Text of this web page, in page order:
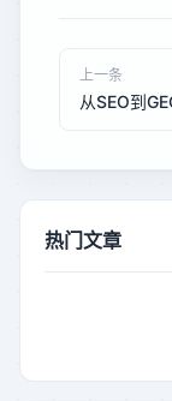
上一条
热门文章